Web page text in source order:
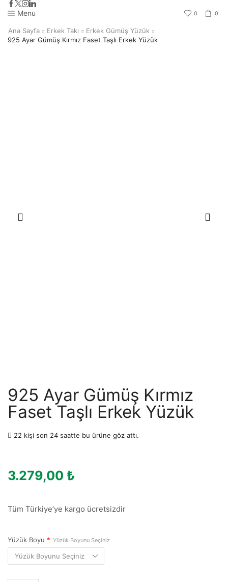
Menu 0 0
Ana Sayfa Erkek Takı
Erkek Gümüş Yüzük
925 Ayar Gümüş Kırmız Faset Taşlı Erkek Yüzük
925 Ayar Gümüş Kırmız
Faset Taşlı Erkek Yüzük
22 kişi son 24 saatte bu ürüne göz attı.
3.279,00 ₺
Tüm Türkiye’ye kargo ücretsizdir
Yüzük Boyu * Yüzük Boyunu Seçiniz